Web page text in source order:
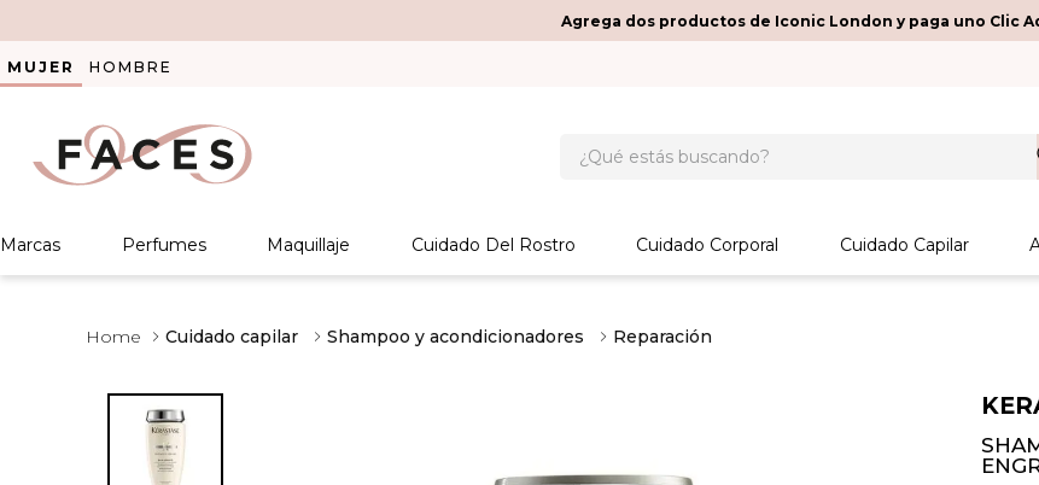
Agrega dos productos de Iconic London y paga uno Clic
MUJER HOMBRE
Marcas Perfumes Maquillaje Cuidado Del Rostro Cuidado Corporal Cuidado Capilar
Cuidado capilar Shampoo y acondicionadores Reparación